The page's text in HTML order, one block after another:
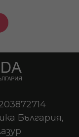
България,